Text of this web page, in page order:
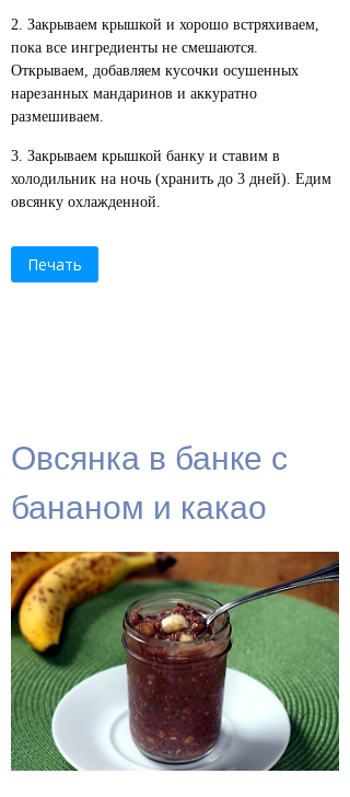
Закрываем крышкой и хорошо встряхиваем,
пока все ингредиенты не смешаются.
Открываем, добавляем кусочки осушенных
нарезанных мандаринов и аккуратно
размешиваем.
Закрываем крышкой банку и ставим в
холодильник на ночь (хранить до 3 дней). Едим
овсянку охлажденной.
Печать
Овсянка в банке с
бананом и какао